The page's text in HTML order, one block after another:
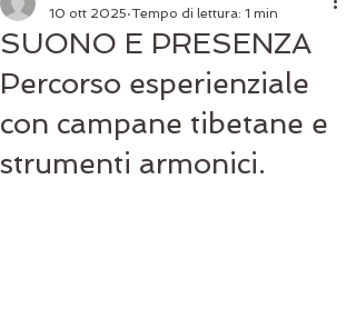
SUONO E PRESENZA
Percorso esperienziale
con campane tibetane e
strumenti armonici.
10 ott 2025 Tempo di lettura: 1 min